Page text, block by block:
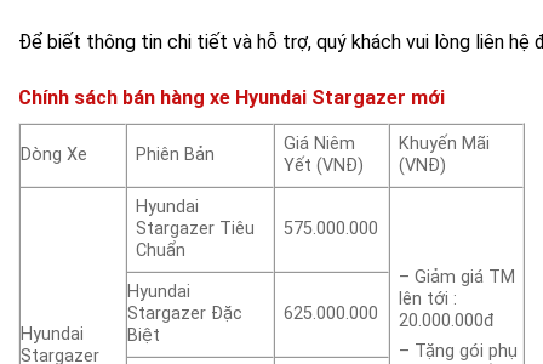
Để biết thông tin chi tiết và hỗ trợ, quý khách vui lòng liên hệ
Chính sách bán hàng xe Hyundai Stargazer mới
Dòng Xe Phiên Bản
Giá Niêm
Yết (VNĐ)
Khuyến Mãi
(VNĐ)
Hyundai
Stargazer
Hyundai
Stargazer Tiêu
Chuẩn
575.000.000
– Giảm giá TM
lên tới :
20.000.000đ
– Tặng gói phụ
Hyundai
Stargazer Đặc
Biệt
625.000.000